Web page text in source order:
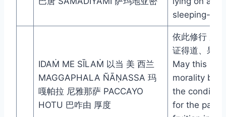
sleeping-
IDAṀ ME SĪLAṀ 以当 美 西兰
MAGGAPHALA ÑĀṆASSA 玛
嘎帕拉 尼雅那萨 PACCAYO
HOTU 巴咋由 厚度
依此修行 愿我
证得道、果正
May this
morality be
the condition
for the path-